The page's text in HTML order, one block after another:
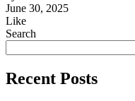
June 30, 2025
Like
Search
Recent Posts